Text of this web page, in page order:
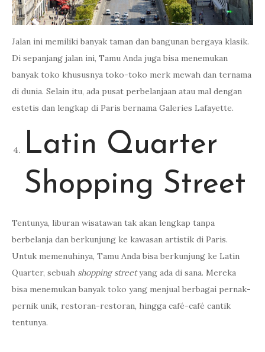
Jalan ini memiliki banyak taman dan bangunan bergaya klasik.
Di sepanjang jalan ini, Tamu Anda juga bisa menemukan
banyak toko khususnya toko-toko merk mewah dan ternama
di dunia. Selain itu, ada pusat perbelanjaan atau mal dengan
estetis dan lengkap di Paris bernama Galeries Lafayette.
Latin Quarter
Shopping Street
Tentunya, liburan wisatawan tak akan lengkap tanpa
berbelanja dan berkunjung ke kawasan artistik di Paris.
Untuk memenuhinya, Tamu Anda bisa berkunjung ke Latin
Quarter, sebuah shopping streetyang ada di sana. Mereka
bisa menemukan banyak toko yang menjual berbagai pernak-
pernik unik, restoran-restoran, hingga café-café cantik
tentunya.